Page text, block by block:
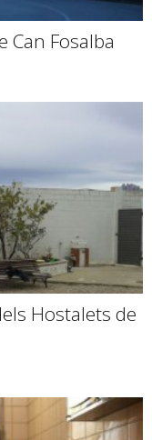
Can Fosalba
Hostalets de